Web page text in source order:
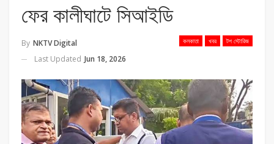
ফের কালীঘাটে সিআইডি
কলকাতা খবর টপ স্টোরিজ
By NKTV Digital
Last Updated Jun 18, 2026